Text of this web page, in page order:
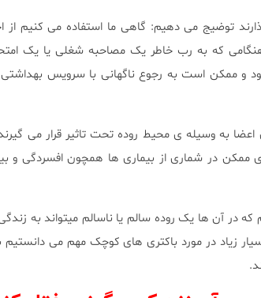
توضیج می دهیم: گاهی ما استفاده می کنیم
که به رب خاطر یک مصاحبه شغلی یا یک
است به رجوع ناگهانی با سرویس بهداشتی
به وسیله ی محیط روده تحت تاثیر قرار می
ممکن در شماری از بیماری ها همچون افسردگی و
در آن ها یک روده سالم یا ناسالم میتواند به
زیاد در مورد باکتری های کوچک مهم می دانستیم